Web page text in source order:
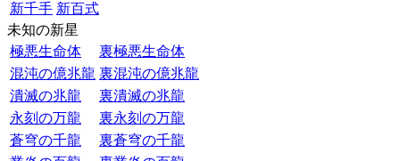
新千手 新百式
未知の新星
極悪生命体
裏極悪生命体
混沌の億兆龍 裏混沌の億兆龍
潰滅の兆龍
裏潰滅の兆龍
永刻の万龍
裏永刻の万龍
蒼穹の千龍
裏蒼穹の千龍